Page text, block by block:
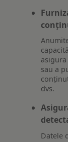
sau a
dvs.
Datele